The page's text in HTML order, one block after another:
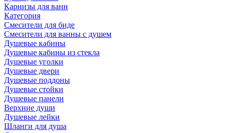
Карнизы для ванн
Категория
Смесители для биде
Смесители для ванны с душем
Душевые кабины
Душевые кабины из стекла
Душевые уголки
Душевые двери
Душевые поддоны
Душевые стойки
Душевые панели
Верхние души
Душевые лейки
Шланги для душа